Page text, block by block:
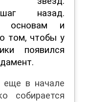
назад.
основам и
том, чтобы у
появился
еще в начале
собирается